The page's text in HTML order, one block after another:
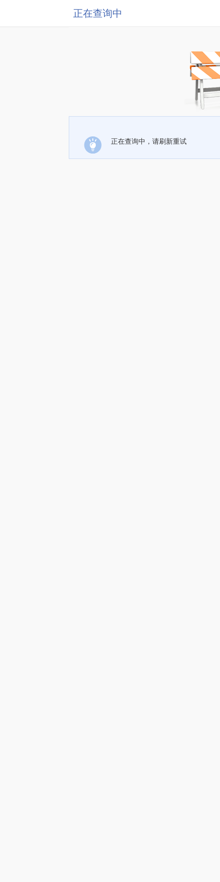
正在查询中
正在查询中，请刷新重试